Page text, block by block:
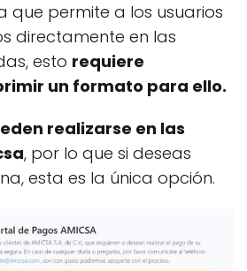
que permite a los usuarios
directamente en las
esto requiere
un formato para ello.
realizarse en las
, por lo que si deseas
esta es la única opción.